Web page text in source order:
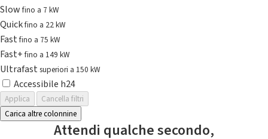
Slowfino a 7 kW
Quickfino a 22 kW
Fastfino a 75 kW
Fast+fino a 149 kW
Ultrafast superiori a 150 kW
Accessibile h24
Applica
Cancella filtri
Carica altre colonnine
Attendi qualche secondo,